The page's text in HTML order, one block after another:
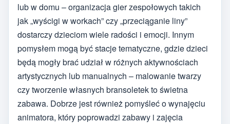
lub w domu – organizacja gier zespołowych takich
jak „wyścigi w workach” czy „przeciąganie liny”
dostarczy dzieciom wiele radości i emocji. Innym
pomysłem mogą być stacje tematyczne, gdzie dzieci
będą mogły brać udział w różnych aktywnościach
artystycznych lub manualnych – malowanie twarzy
czy tworzenie własnych bransoletek to świetna
zabawa. Dobrze jest również pomyśleć o wynajęciu
animatora, który poprowadzi zabawy i zajęcia